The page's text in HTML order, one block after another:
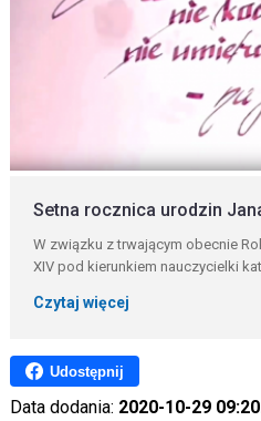
Setna rocznica urodzin
W związku z trwającym obecnie
XIV pod kierunkiem nauczycielki
Czytaj więcej
Udostępnij
Data dodania: 2020-10-29